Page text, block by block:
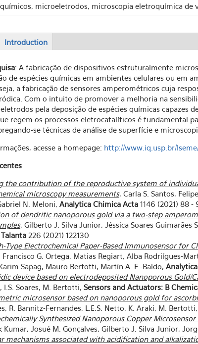
microeletrodos, microscopia eletroquímica de
Introduction
: A fabricação de dispositivos estruturalmente
de espécies químicas em ambientes celulares ou em
a fabricação de sensores amperométricos cuja
Com o intuito de promover a melhoria na
pela deposição de espécies químicas capazes
regem os processos eletrocatalíticos é fundamental
se técnicas de análise de superfície e
acesse a homepage: http://www.iq.usp.br/
the contribution of the reproductive system of
microscopy measurements, Carla S. Santos,
N. Meloni, Analytica Chimica Acta 1146 (2021) 88 -
of dendritic nanoporous gold via a two-step
, Gilberto J. Silva Junior, Jéssica Soares
Talanta 226 (2021) 122130
Type Electrochemical Paper-Based Immunosensor for
Francisco G. Ortega, Matias Regiart, Alba Rodriígues-
Sapag, Mauro Bertotti, Martín A. F.-Baldo,
device based on electrodeposited Nanoporous
I.S. Soares, M. Bertotti, Sensors and Actuators: B
microsensor based on nanoporous gold for
R. Bannitz-Fernandes, L.E.S. Netto, K. Araki, M. Bertotti,
Synthesized Nanoporous Copper
Kumar, Josué M. Gonçalves, Gilberto J. Silva Junior,
mechanisms associated with acidification and